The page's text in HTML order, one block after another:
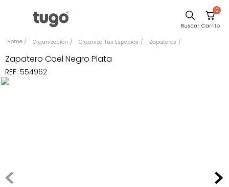
0
Organización Organiza Tus Espacios Zapateros
Zapatero Coel Negro Plata
REF: 554962
Escritorio
Sillas